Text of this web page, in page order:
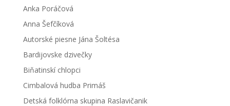
Anka Poráčová
Anna Šefčíková
Autorské piesne Jána Šoltésa
Bardijovske dzivečky
Biňatinskí chlopci
Cimbalová hudba Primáš
Detská folklórna skupina Raslavičanik